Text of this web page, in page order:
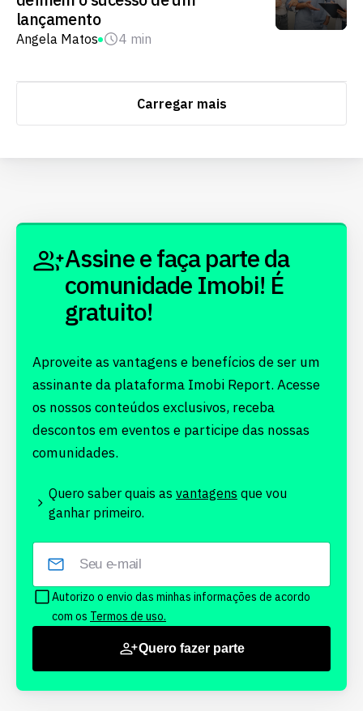
lançamento
Angela Matos 4 min
Carregar mais
Assine e faça parte da
comunidade Imobi! É
gratuito!
Aproveite as vantagens e benefícios de ser um
assinante da plataforma Imobi Report. Acesse
os nossos conteúdos exclusivos, receba
descontos em eventos e participe das nossas
comunidades.
Quero saber quais as vantagens que vou
ganhar primeiro.
Autorizo o envio das minhas informações de acordo
com os Termos de uso.
Quero fazer parte